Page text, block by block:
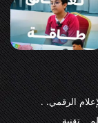
الرقمي. .
تقنية